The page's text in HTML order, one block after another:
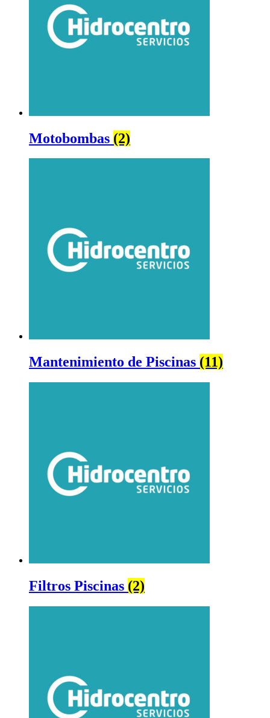
Motobombas (2)
Mantenimiento de Piscinas (11)
Filtros Piscinas (2)